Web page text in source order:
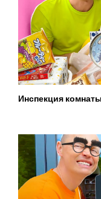
Инспекция